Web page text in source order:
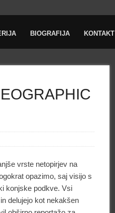
BIOGRAFIJA KONTAKT
vrste netopirjev na
opazimo, saj visijo s
konjske podkve. Vsi
delujejo kot nekakšen